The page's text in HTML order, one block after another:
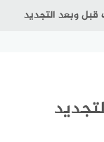
قبل وبعد التجديد